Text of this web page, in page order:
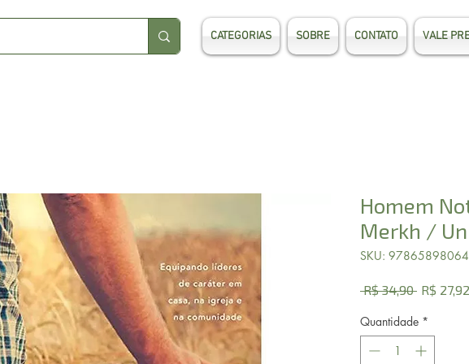
CATEGORIAS SOBRE CONTATO VALE
Homem
Merkh /
SKU:
R$ 34,90 Preço
R$ 27,92
Quantidade *